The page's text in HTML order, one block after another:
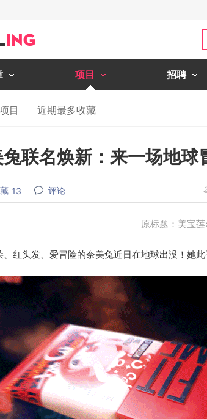
项目 招聘
目 近期最多收藏
联名焕新：来一场地球
13 评论
原标题：美宝
、红头发、爱冒险的奈美兔近日在地球出没！她